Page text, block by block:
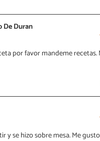
De Duran
por favor mandeme recetas.
y se hizo sobre mesa. Me